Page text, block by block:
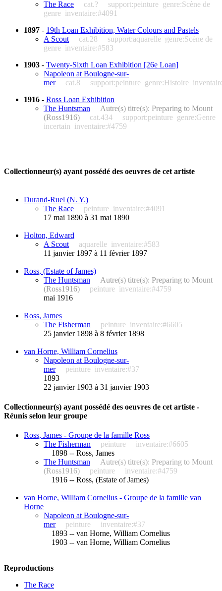
The Race cat.? support:peinture genre:Scène de
genre inventaire:#4091
1897 - 19th Loan Exhibition, Water Colours and Pastels
A Scout
cat.28 support:aquarelle genre:Scène de
genre inventaire:#583
1903 - Twenty-Sixth Loan Exhibition [26e Loan]
Napoleon at Boulogne-sur-
mer
cat.8 support:peinture genre:Histoire
1916 - Ross Loan Exhibition
The Huntsman
Autre(s) titre(s): Preparing to Mount
(Ross1916)
cat.434 support:peinture genre:Genre
incertain inventaire:#4759
Collectionneur(s) ayant possédé des oeuvres de cet artiste
Durand-Ruel (N. Y.)
The Race
peinture inventaire:#4091
17 mai 1890 à 31 mai 1890
Holton, Edward
A Scout
aquarelle inventaire:#583
11 janvier 1897 à 11 février 1897
Ross, (Estate of James)
The Huntsman
Autre(s) titre(s): Preparing to Mount
(Ross1916)
peinture inventaire:#4759
mai 1916
Ross, James
The Fisherman
peinture inventaire:#6605
25 janvier 1898 à 8 février 1898
van Horne, William Cornelius
Napoleon at Boulogne-sur-
mer
peinture inventaire:#37
1893
22 janvier 1903 à 31 janvier 1903
Collectionneur(s) ayant possédé des oeuvres de cet artiste -
Réunis selon leur groupe
Ross, James - Groupe de la famille Ross
The Fisherman
peinture
inventaire:#6605
1898 -- Ross, James
The Huntsman
Autre(s) titre(s): Preparing to Mount
(Ross1916)
peinture
inventaire:#4759
1916 -- Ross, (Estate of James)
van Horne, William Cornelius - Groupe de la famille van
Horne
Napoleon at Boulogne-sur-
mer
peinture
inventaire:#37
1893 -- van Horne, William Cornelius
1903 -- van Horne, William Cornelius
Reproductions
The Race